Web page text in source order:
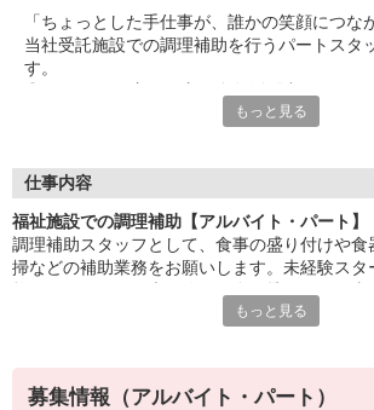
「ちょっとした手仕事が、誰かの笑顔につな
当社受託施設での調理補助を行うパートスタ
す。
ご家庭での経験を活かして、社会とつながり
盛付け・配膳・洗浄など、調理師のサポート
「ありがとう」の言葉が、毎日の励みに。誰
る、
給食運営を行う業界大手。
地域に根ざしたサービスを展開し、安心・安
もっと見る
仕事内容
福祉施設での調理補助【アルバイト・パート】
調理補助スタッフとして、食事の盛り付けや
掃などの補助業務をお願いします。未経験スタ
らの応募をお待ちしています。先輩が丁寧にサ
もっと見る
募集情報（アルバイト・パート）